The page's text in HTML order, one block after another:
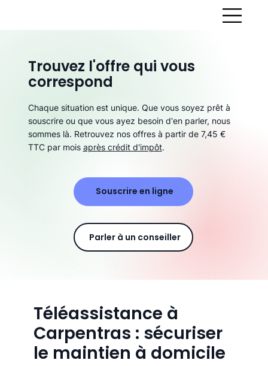
Téléassistance à
Carpentras : sécuriser
le maintien à domicile
Trouvez l'offre qui vous
correspond
Chaque situation est unique. Que vous soyez prêt à
souscrire ou que vous ayez besoin d'en parler, nous
sommes là. Retrouvez nos offres à partir de 7,45 €
TTC par mois après crédit d'impôt.
Souscrire en ligne
Parler à un conseiller